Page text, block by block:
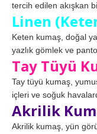
tercih edilen akışkan
Linen
Keten kumaş, doğal
yazlık gömlek ve
Tay Tüyü
Tay tüyü kumaş,
içleri ve soğuk
Akrilik
Akrilik kumaş, yün